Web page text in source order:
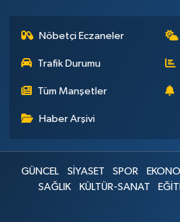
Nöbetçi Eczaneler
Trafik Durumu
Tüm Manşetler
Haber Arşivi
GÜNCEL SİYASET SPOR
SAĞLIK
KÜLTÜR-SANAT